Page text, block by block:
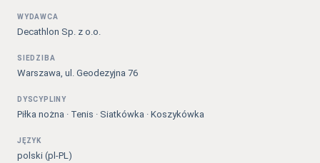
WYDAWCA
Decathlon Sp. z o.o.
SIEDZIBA
Warszawa, ul. Geodezyjna 76
DYSCYPLINY
Piłka nożna · Tenis · Siatkówka · Koszykówka
JĘZYK
polski (pl-PL)